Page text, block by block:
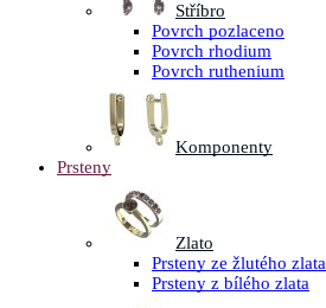
Stříbro
Povrch pozlaceno
Povrch rhodium
Povrch ruthenium
Komponenty
Prsteny
Zlato
Prsteny ze žlutého zlata
Prsteny z bílého zlata